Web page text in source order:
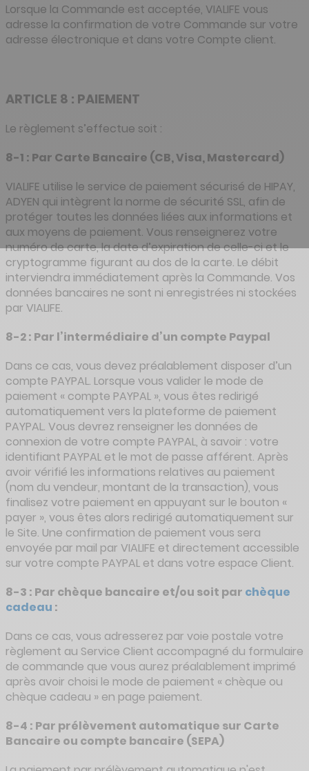
Lorsque la Commande est acceptée, VIALIFE vous
adresse la confirmation de votre Commande sur votre
adresse électronique et dans votre Compte client.
ARTICLE 8 : PAIEMENT
Le règlement s’effectue soit :
8-1 : Par Carte Bancaire (CB, Visa, Mastercard)
VIALIFE utilise le service de paiement sécurisé de HIPAY,
ADYEN qui intègrent la norme de sécurité SSL, afin de
protéger toutes les données liées aux informations et
aux moyens de paiement. Vous renseignerez votre
numéro de carte, la date d’expiration de celle-ci et le
cryptogramme figurant au dos de la carte. Le débit
interviendra immédiatement après la Commande. Vos
données bancaires ne sont ni enregistrées ni stockées
par VIALIFE.
8-2 : Par l’intermédiaire d’un compte Paypal
Dans ce cas, vous devez préalablement disposer d’un
compte PAYPAL. Lorsque vous valider le mode de
paiement « compte PAYPAL », vous êtes redirigé
automatiquement vers la plateforme de paiement
PAYPAL. Vous devrez renseigner les données de
connexion de votre compte PAYPAL, à savoir : votre
identifiant PAYPAL et le mot de passe afférent. Après
avoir vérifié les informations relatives au paiement
(nom du vendeur, montant de la transaction), vous
finalisez votre paiement en appuyant sur le bouton «
payer », vous êtes alors redirigé automatiquement sur
le Site. Une confirmation de paiement vous sera
envoyée par mail par VIALIFE et directement accessible
sur votre compte PAYPAL et dans votre espace Client.
8-3 : Par chèque bancaire et/ou soit par chèque
cadeau :
Dans ce cas, vous adresserez par voie postale votre
règlement au Service Client accompagné du formulaire
de commande que vous aurez préalablement imprimé
après avoir choisi le mode de paiement « chèque ou
chèque cadeau » en page paiement.
8-4 : Par prélèvement automatique sur Carte
Bancaire ou compte bancaire (SEPA)